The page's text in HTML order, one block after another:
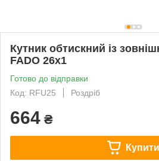
Кутник обтискний із
FADO 26х1
Готово до відправки
Код: RFU25
Роздріб
664 ₴
Купити